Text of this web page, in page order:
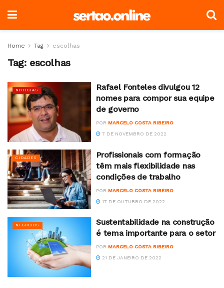
Home Tag escolhas
Tag: escolhas
NOTÍCIAS
Rafael Fonteles divulgou 12
nomes para compor sua equipe
de governo
POR MARCELO COSTA RIBEIRO
7 DE NOVEMBRO DE 2022
CIDADES
Profissionais com formação
têm mais flexibilidade nas
condições de trabalho
POR MARCELO COSTA RIBEIRO
17 DE OUTUBRO DE 2022
NEGÓCIOS
Sustentabilidade na construção
é tema importante para o setor
POR MARCELO COSTA RIBEIRO
21 DE JANEIRO DE 2022